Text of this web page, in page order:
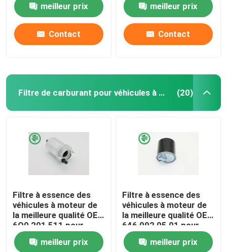
meilleur prix
Contact
meilleur prix
Contact
Filtre de carburant pour véhicules à moteur (20)
Filtre à essence des
véhicules à moteur de
la meilleure qualité OE :
6Q0 201 511 pour
Audi, VW (00-18),
SEAT
meilleur prix
Filtre à essence des
véhicules à moteur de
la meilleure qualité OE :
646 092 05 01 pour
MERCEDES-BENZ,
SMARTmeilleur prix